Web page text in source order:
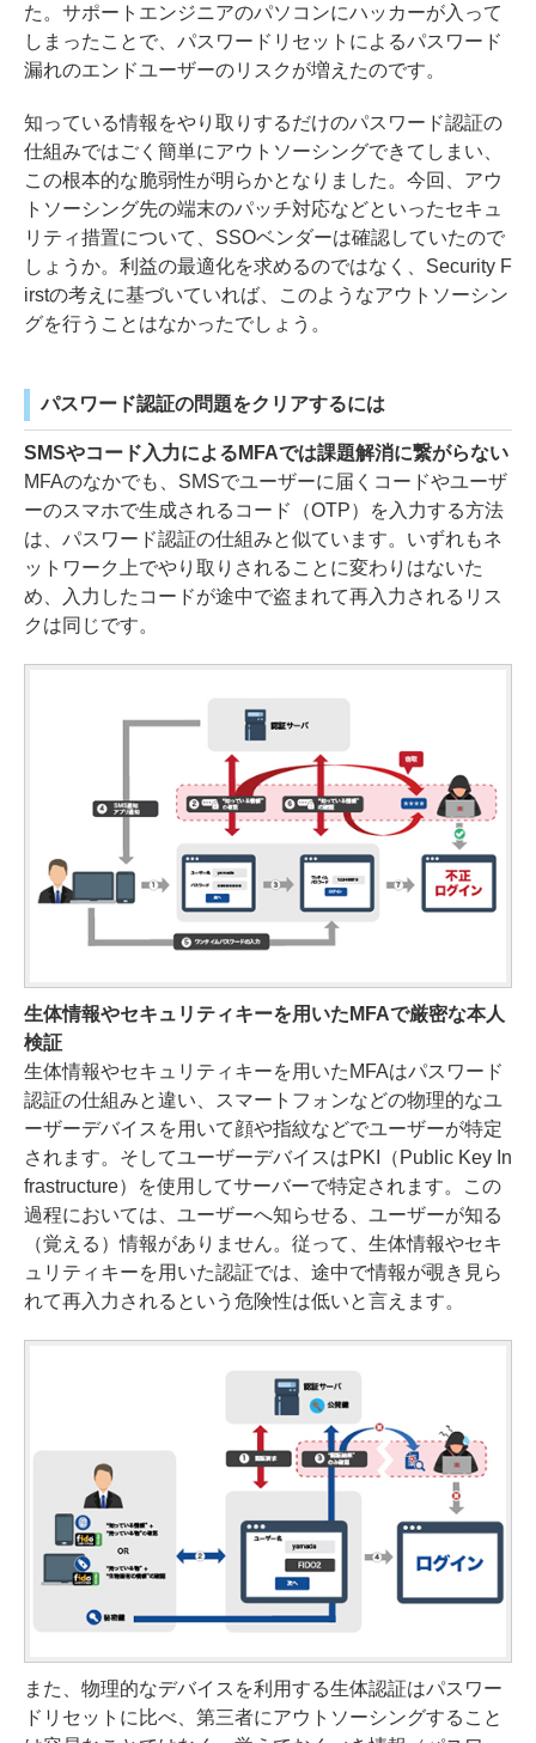
た。サポートエンジニアのパソコンにハッカーが入って
しまったことで、パスワードリセットによるパスワード
漏れのエンドユーザーのリスクが増えたのです。
知っている情報をやり取りするだけのパスワード認証の
仕組みではごく簡単にアウトソーシングできてしまい、
この根本的な脆弱性が明らかとなりました。今回、アウ
トソーシング先の端末のパッチ対応などといったセキュ
リティ措置について、SSOベンダーは確認していたので
しょうか。利益の最適化を求めるのではなく、Security F
irstの考えに基づいていれば、このようなアウトソーシン
グを行うことはなかったでしょう。
パスワード認証の問題をクリアするには
SMSやコード入力によるMFAでは課題解消に繋がらない
MFAのなかでも、SMSでユーザーに届くコードやユーザ
ーのスマホで生成されるコード（OTP）を入力する方法
は、パスワード認証の仕組みと似ています。いずれもネ
ットワーク上でやり取りされることに変わりはないた
め、入力したコードが途中で盗まれて再入力されるリス
クは同じです。
生体情報やセキュリティキーを用いたMFAで厳密な本人
検証
生体情報やセキュリティキーを用いたMFAはパスワード
認証の仕組みと違い、スマートフォンなどの物理的なユ
ーザーデバイスを用いて顔や指紋などでユーザーが特定
されます。そしてユーザーデバイスはPKI（Public Key In
frastructure）を使用してサーバーで特定されます。この
過程においては、ユーザーへ知らせる、ユーザーが知る
（覚える）情報がありません。従って、生体情報やセキ
ュリティキーを用いた認証では、途中で情報が覗き見ら
れて再入力されるという危険性は低いと言えます。
また、物理的なデバイスを利用する生体認証はパスワー
ドリセットに比べ、第三者にアウトソーシングすること